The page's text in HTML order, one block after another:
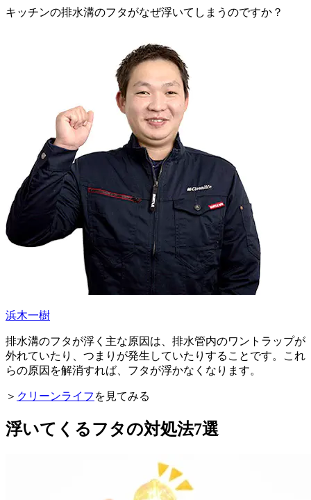
キッチンの排水溝のフタがなぜ浮いてしまうのですか？
浜木一樹
排水溝のフタが浮く主な原因は、排水管内のワントラップが
外れていたり、つまりが発生していたりすることです。これ
らの原因を解消すれば、フタが浮かなくなります。
＞ クリーンライフ を見てみる
浮いてくるフタの対処法7選